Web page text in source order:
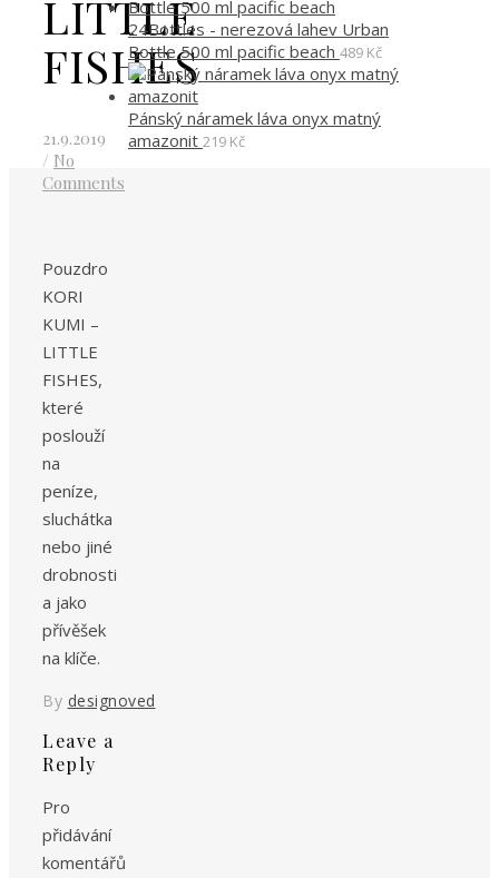
LITTLE
FISHES
21.9.2019
/ No
Comments
Pouzdro
KORI
KUMI –
LITTLE
FISHES,
které
poslouží
na
peníze,
sluchátka
nebo jiné
drobnosti
a jako
přívěšek
na klíče.
By designoved
Leave a
Reply
Pro
přidávání
komentářů
24Bottles - nerezová lahev Urban
Bottle 500 ml pacific beach 489 Kč
Pánský náramek láva onyx matný
amazonit 219 Kč